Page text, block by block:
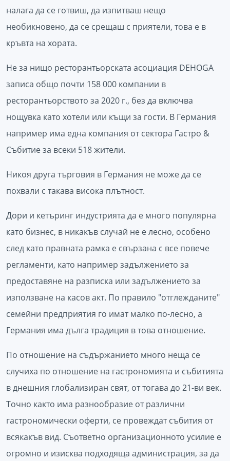
налага да се готвиш, да изпитваш нещо
необикновено, да се срещаш с приятели, това е в
кръвта на хората.
Не за нищо ресторантьорската асоциация DEHOGA
записа общо почти 158 000 компании в
ресторантьорството за 2020 г., без да включва
нощувка като хотели или къщи за гости. В Германия
например има една компания от сектора Гастро &
Събитие за всеки 518 жители.
Никоя друга търговия в Германия не може да се
похвали с такава висока плътност.
Дори и кетъринг индустрията да е много популярна
като бизнес, в никакъв случай не е лесно, особено
след като правната рамка е свързана с все повече
регламенти, като например задължението за
предоставяне на разписка или задължението за
използване на касов акт. По правило "отглежданите"
семейни предприятия го имат малко по-лесно, а
Германия има дълга традиция в това отношение.
По отношение на съдържанието много неща се
случиха по отношение на гастрономията и събитията
в днешния глобализиран свят, от тогава до 21-ви век.
Точно както има разнообразие от различни
гастрономически оферти, се провеждат събития от
всякакъв вид. Съответно организационното усилие е
огромно и изисква подходяща администрация, за да